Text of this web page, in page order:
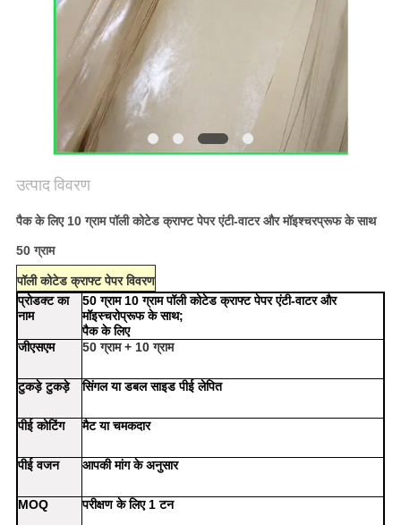
उत्पाद विवरण
पैक के लिए 10 ग्राम पॉली कोटेड क्राफ्ट पेपर एंटी-वाटर और मॉइश्चरप्रूफ के साथ
50 ग्राम
पॉली कोटेड क्राफ्ट पेपर विवरण
प्रोडक्ट का
नाम
50 ग्राम 10 ग्राम पॉली कोटेड क्राफ्ट पेपर एंटी-वाटर और
मॉइस्चरोप्रूफ के साथ;
पैक के लिए
जीएसएम
50 ग्राम + 10 ग्राम
टुकड़े टुकड़े सिंगल या डबल साइड पीई लेपित
पीई कोटिंग मैट या चमकदार
पीई वजन आपकी मांग के अनुसार
MOQ परीक्षण के लिए 1 टन